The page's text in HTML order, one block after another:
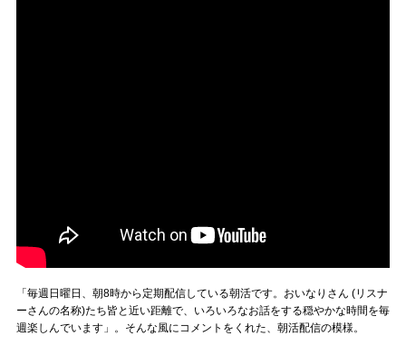
「毎週日曜日、朝8時から定期配信している朝活です。おいなりさん (リスナ
ーさんの名称)たち皆と近い距離で、いろいろなお話をする穏やかな時間を毎
週楽しんでいます」。そんな風にコメントをくれた、朝活配信の模様。